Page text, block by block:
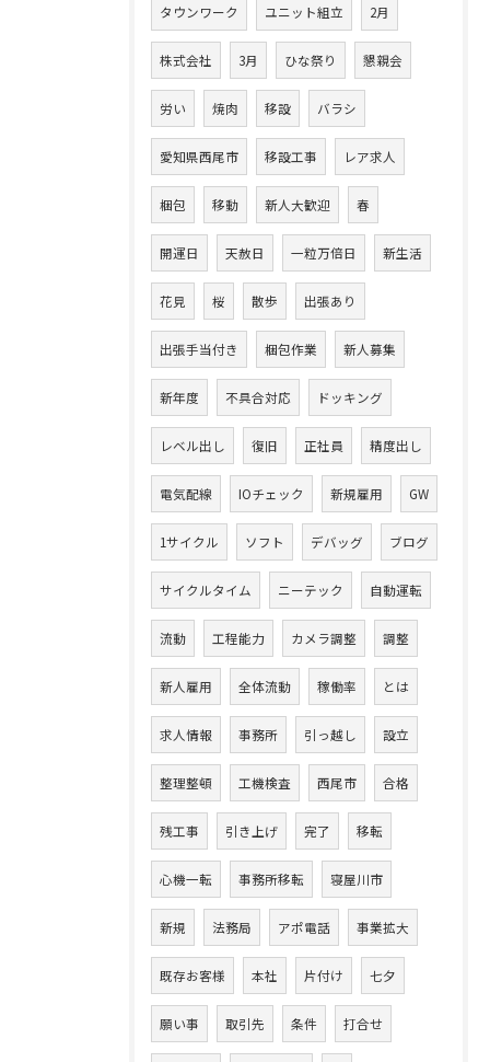
タウンワーク ユニット組立 2月
株式会社 3月 ひな祭り 懇親会
労い 焼肉 移設 バラシ
愛知県西尾市 移設工事 レア求人
梱包 移動 新人大歓迎 春
開運日 天赦日 一粒万倍日 新生活
花見 桜 散歩 出張あり
出張手当付き 梱包作業 新人募集
新年度 不具合対応 ドッキング
レベル出し 復旧 正社員 精度出し
電気配線 IOチェック 新規雇用 GW
1サイクル ソフト デバッグ ブログ
サイクルタイム ニーテック 自動運転
流動 工程能力 カメラ調整 調整
新人雇用 全体流動 稼働率 とは
求人情報 事務所 引っ越し 設立
整理整頓 工機検査 西尾市 合格
残工事 引き上げ 完了 移転
心機一転 事務所移転 寝屋川市
新規 法務局 アポ電話 事業拡大
既存お客様 本社 片付け 七夕
願い事 取引先 条件 打合せ